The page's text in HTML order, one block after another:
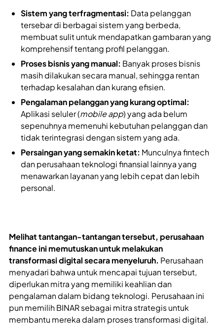
Sistem yang terfragmentasi: Data pelanggan
tersebar di berbagai sistem yang berbeda,
membuat sulit untuk mendapatkan gambaran yang
komprehensif tentang profil pelanggan.
Proses bisnis yang manual: Banyak proses bisnis
masih dilakukan secara manual, sehingga rentan
terhadap kesalahan dan kurang efisien.
Pengalaman pelanggan yang kurang optimal:
Aplikasi seluler (mobile app) yang ada belum
sepenuhnya memenuhi kebutuhan pelanggan dan
tidak terintegrasi dengan sistem yang ada.
Persaingan yang semakin ketat: Munculnya fintech
dan perusahaan teknologi finansial lainnya yang
menawarkan layanan yang lebih cepat dan lebih
personal.
Melihat tantangan-tantangan tersebut, perusahaan
finance ini memutuskan untuk melakukan
transformasi digital secara menyeluruh. Perusahaan
menyadari bahwa untuk mencapai tujuan tersebut,
diperlukan mitra yang memiliki keahlian dan
pengalaman dalam bidang teknologi. Perusahaan ini
pun memilih BINAR sebagai mitra strategis untuk
membantu mereka dalam proses transformasi digital.